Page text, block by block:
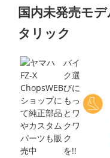
国内未発売モ
タリック
バイ
ク選
びに
もっ
とワ
クワ
ク
を!!